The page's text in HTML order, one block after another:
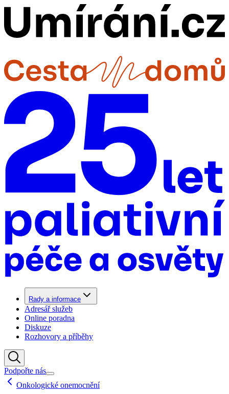
Rady a informace
Adresář služeb
Online poradna
Diskuze
Rozhovory a příběhy
Podpořte nás
Onkologické onemocnění